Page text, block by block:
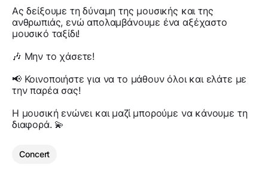
Ας δείξουμε τη δύναμη της μουσικής και της
ανθρωπιάς, ενώ απολαμβάνουμε ένα αξέχαστο
μουσικό ταξίδι!
🎶 Μην το χάσετε!
📢 Κοινοποιήστε για να το μάθουν όλοι και ελάτε με
την παρέα σας!
Η μουσική ενώνει και μαζί μπορούμε να κάνουμε τη
διαφορά. 💫
Concert